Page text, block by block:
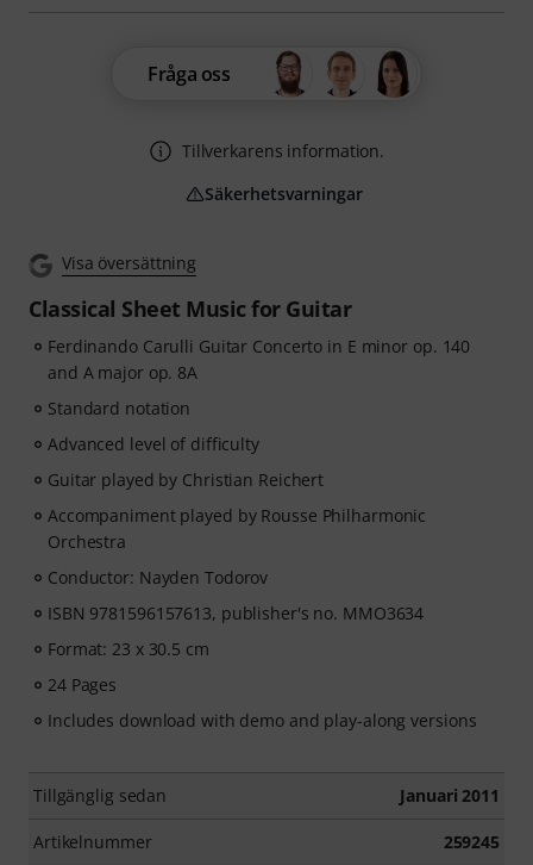
Visa översättning
Classical Sheet Music for Guitar
Ferdinando Carulli Guitar Concerto in E minor op. 140
and A major op. 8A
Standard notation
Advanced level of difficulty
Guitar played by Christian Reichert
Accompaniment played by Rousse Philharmonic
Orchestra
Conductor: Nayden Todorov
ISBN 9781596157613, publisher's no. MMO3634
Format: 23 x 30.5 cm
24 Pages
Includes download with demo and play-along versions
Tillgänglig sedan Januari 2011
Artikelnummer 259245
Fråga oss
Tillverkarens information.
Säkerhetsvarningar